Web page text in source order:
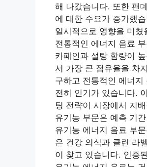
해 나갔습니다. 또한 팬
에 대한 수요가 증가했
일시적으로 영향을 미쳤
전통적인 에너지 음료
카페인과 설탕 함량이
서 가장 큰 점유율을 차
구하고 전통적인 에너
전히 인기가 있습니다.
팅 전략이 시장에서 지
유기농 부문은 예측 기
유기농 에너지 음료 부
은 건강 의식과 클린 라
이 찾고 있습니다. 인증